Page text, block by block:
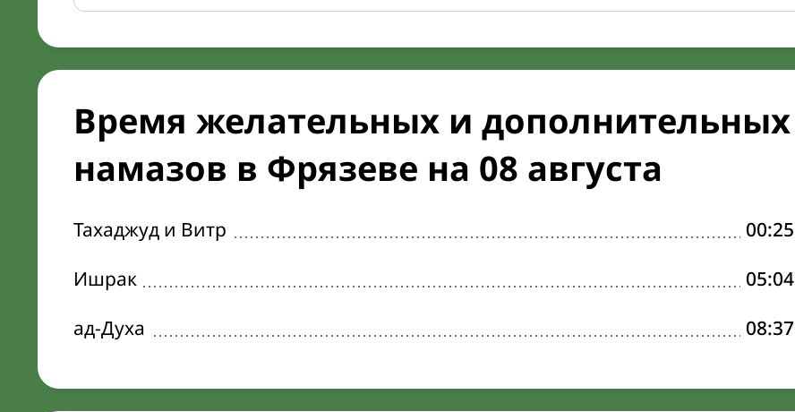
Время желательных и дополнительных
намазов в Фрязеве на 08 августа
Тахаджуд и Витр 00:25
Ишрак
05:04
ад-Духа
08:37